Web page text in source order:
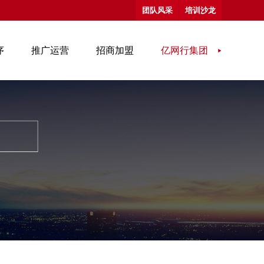
团队风采 培训沙龙
推广运营 招商加盟 亿网行集团